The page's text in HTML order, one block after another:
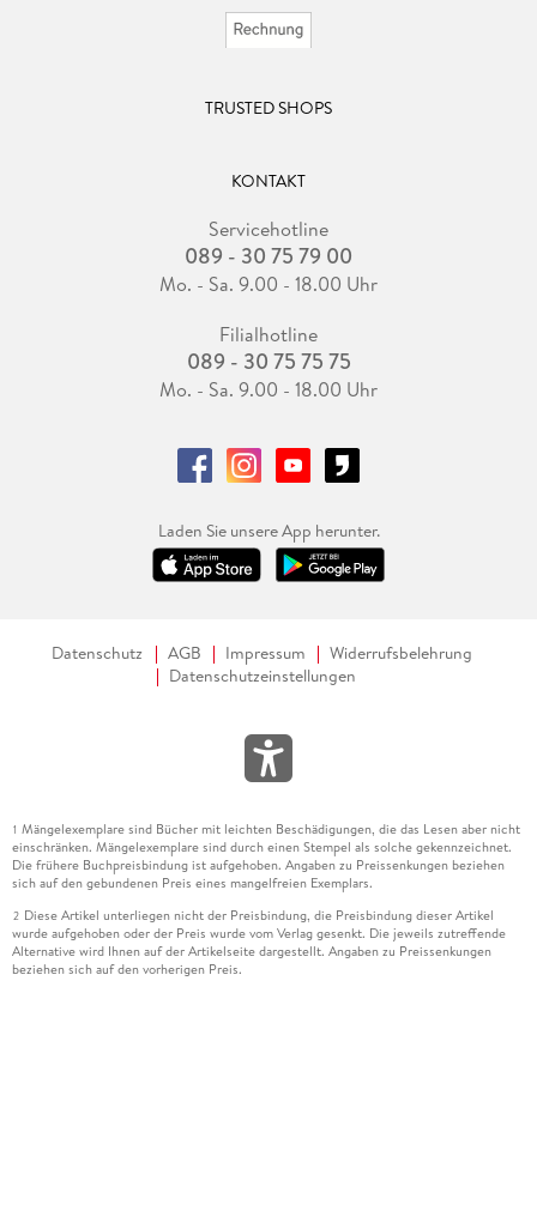
TRUSTED SHOPS
KONTAKT
Servicehotline
089 - 30 75 79 00
Mo. - Sa. 9.00 - 18.00 Uhr
Filialhotline
089 - 30 75 75 75
Mo. - Sa. 9.00 - 18.00 Uhr
Laden Sie unsere App herunter.
Datenschutz AGB Impressum
Widerrufsbelehrung
Datenschutzeinstellungen
1 Mängelexemplare sind Bücher mit leichten Beschädigungen, die das Lesen aber nicht
einschränken. Mängelexemplare sind durch einen Stempel als solche gekennzeichnet.
Die frühere Buchpreisbindung ist aufgehoben. Angaben zu Preissenkungen beziehen
sich auf den gebundenen Preis eines mangelfreien Exemplars.
2 Diese Artikel unterliegen nicht der Preisbindung, die Preisbindung dieser Artikel
wurde aufgehoben oder der Preis wurde vom Verlag gesenkt. Die jeweils zutreffende
Alternative wird Ihnen auf der Artikelseite dargestellt. Angaben zu Preissenkungen
beziehen sich auf den vorherigen Preis.